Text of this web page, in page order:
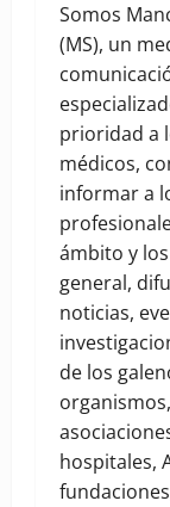
Somos
(MS), un
prioridad a
médicos,
informar a
ámbito y
general,
noticias,
de los
hospitales,